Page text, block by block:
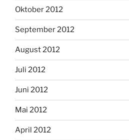
Oktober 2012
September 2012
August 2012
Juli 2012
Juni 2012
Mai 2012
April 2012